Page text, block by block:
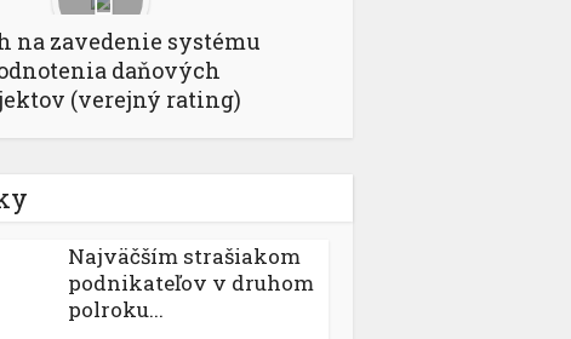
na zavedenie systému
daňových
(verejný rating)
Najväčším strašiakom
podnikateľov v druhom
polroku...